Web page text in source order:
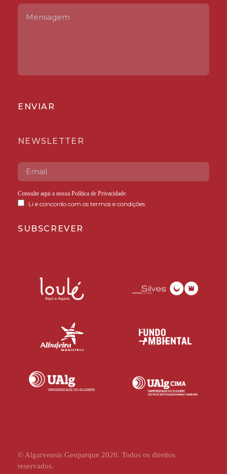
ENVIAR
NEWSLETTER
Consulte aqui a nossa Política de Privacidade
Li e concordo com os termos e condições.
© Algarvensis Geoparque 2020. Todos os direitos
reservados.